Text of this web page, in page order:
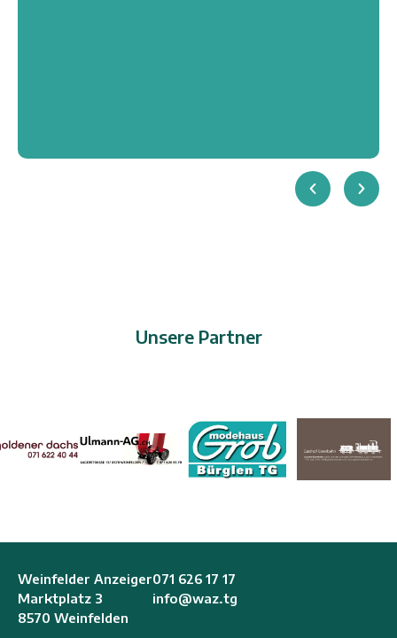
Unsere Partner
Weinfelder Anzeiger
Marktplatz 3
8570 Weinfelden
071 626 17 17
info@waz.tg